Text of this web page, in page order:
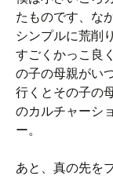
たものです、な
シンプルに荒削
すごくかっこ良
の子の母親がい
行くとその子の
のカルチャーシ
ー。
あと、真の先を